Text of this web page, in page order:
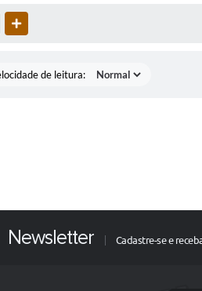
WHATSAPP
de leitura:
Newsletter Cadastre-se e